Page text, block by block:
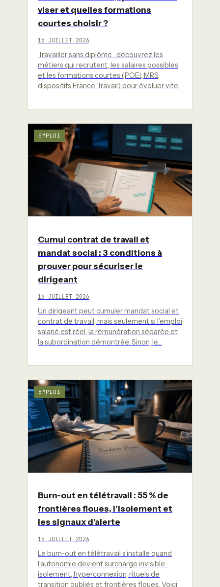
viser et quelles formations
courtes choisir ?
16 JUILLET 2026
Travailler sans diplôme : découvrez les
métiers qui recrutent, les salaires possibles,
et les formations courtes (POEI, MRS,
dispositifs France Travail) pour évoluer vite.
EMPLOI
Cumul contrat de travail et
mandat social : 3 conditions à
prouver pour sécuriser le
dirigeant
16 JUILLET 2026
Un dirigeant peut cumuler mandat social et
contrat de travail, mais seulement si l’emploi
salarié est réel, la rémunération séparée et
la subordination démontrée. Sinon, le…
EMPLOI
Burn-out en télétravail : 55 % de
frontières floues, l’isolement et
les signaux d’alerte
15 JUILLET 2026
Le burn-out en télétravail s’installe quand
l’autonomie devient surcharge invisible :
isolement, hyperconnexion, rituels de
transition oubliés et frontières floues. Voici